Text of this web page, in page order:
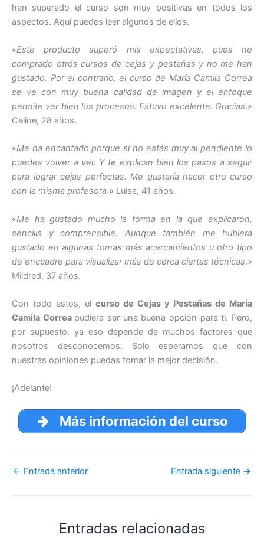
han superado el curso son muy positivas en todos los
aspectos. Aquí puedes leer algunos de ellos.
«Este producto superó mis expectativas, pues he
comprado otros cursos de cejas y pestañas y no me han
gustado. Por el contrario, el curso de María Camila Correa
se ve con muy buena calidad de imagen y el enfoque
permite ver bien los procesos. Estuvo excelente. Gracias.»
Celine, 28 años.
«Me ha encantado porque si no estás muy al pendiente lo
puedes volver a ver. Y te explican bien los pasos a seguir
para lograr cejas perfectas. Me gustaría hacer otro curso
con la misma profesora.» Luisa, 41 años.
«Me ha gustado mucho la forma en la que explicaron,
sencilla y comprensible. Aunque también me hubiera
gustado en algunas tomas más acercamientos u otro tipo
de encuadre para visualizar más de cerca ciertas técnicas.»
Mildred, 37 años.
Con todo estos, el curso de Cejas y Pestañas de María
Camila Correa pudiera ser una buena opción para ti. Pero,
por supuesto, ya eso depende de muchos factores que
nosotros desconocemos. Solo esperamos que con
nuestras opiniones puedas tomar la mejor decisión.
¡Adelante!
Más información del curso
← Entrada anterior Entrada siguiente →
Entradas relacionadas